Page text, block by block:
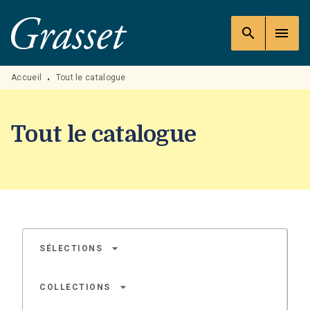
MENU RECHERCHE
PIED DE PAGE
search menu
Accueil • Tout le catalogue
Tout le catalogue
SÉLECTIONS arrow_drop_down
COLLECTIONS arrow_drop_down